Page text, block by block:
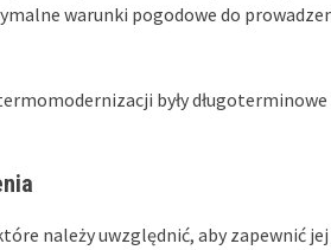
warunki pogodowe do
były długoterminowe
należy uwzględnić, aby zapewnić jej